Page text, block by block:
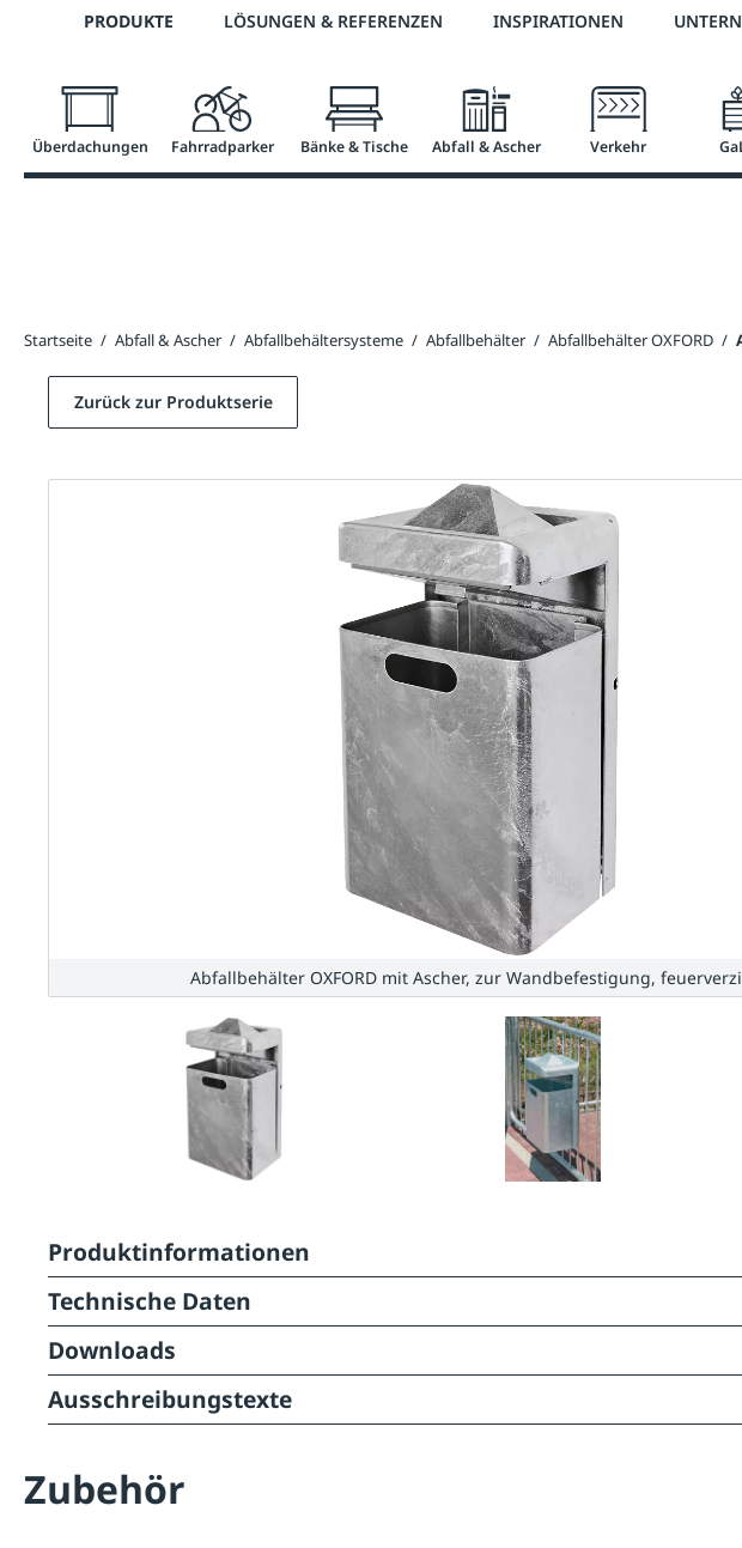
Zur Hauptnavigation springen
Telefon: 0800 / 100 49 02 2 % Vorkassen-Skonto
PRODUKTE LÖSUNGEN & REFERENZEN INSPIRATIONEN
Überdachungen Fahrradparker Bänke & Tische Abfall & Ascher Verkehr
Startseite / Abfall & Ascher / Abfallbehältersysteme / Abfallbehälter / Abfallbehälter OXFORD /
Zurück zur Produktserie
Abfallbehälter OXFORD mit Ascher, zur Wandbefestigung,
Produktinformationen
Technische Daten
Downloads
Ausschreibungstexte
Zubehör